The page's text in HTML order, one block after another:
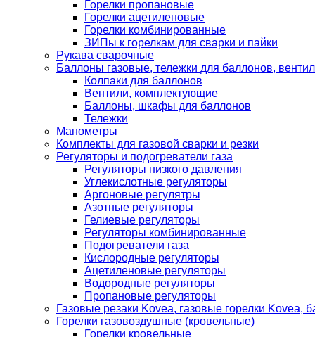
Горелки пропановые
Горелки ацетиленовые
Горелки комбинированные
ЗИПы к горелкам для сварки и пайки
Рукава сварочные
Баллоны газовые, тележки для баллонов,
Колпаки для баллонов
Вентили, комплектующие
Баллоны, шкафы для баллонов
Тележки
Манометры
Комплекты для газовой сварки и резки
Регуляторы и подогреватели газа
Регуляторы низкого давления
Углекислотные регуляторы
Аргоновые регулятры
Азотные регуляторы
Гелиевые регуляторы
Регуляторы комбинированные
Подогреватели газа
Кислородные регуляторы
Ацетиленовые регуляторы
Водородные регуляторы
Пропановые регуляторы
Газовые резаки Kovea, газовые горелки Kovea,
Горелки газовоздушные (кровельные)
Горелки кровельные